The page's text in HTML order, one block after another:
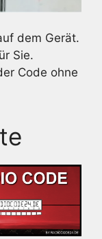
dem Gerät.
Sie.
Code ohne